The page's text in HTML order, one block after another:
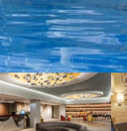
Мальта
Норвегия
Польша
Португалия
Сардиния
Сицилия
Словакия